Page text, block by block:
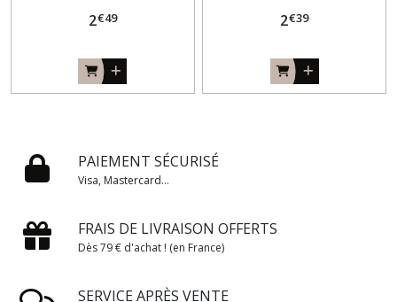
2€49 2€39
PAIEMENT SÉCURISÉ
Visa, Mastercard...
FRAIS DE LIVRAISON OFFERTS
Dès 79 € d'achat ! (en France)
SERVICE APRÈS VENTE